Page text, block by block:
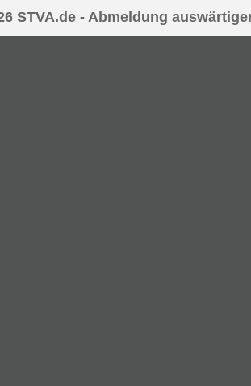
STVA.de - Abmeldung